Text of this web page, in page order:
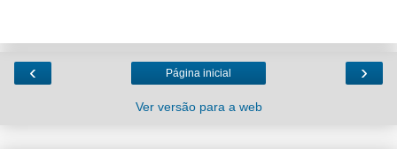
‹ ›
Página inicial
Ver versão para a web